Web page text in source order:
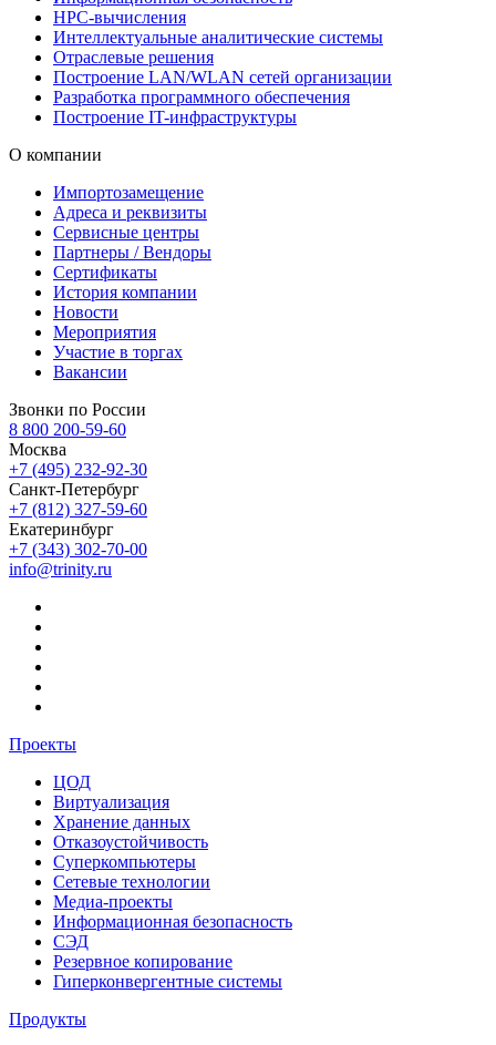
HPC-вычисления
Интеллектуальные аналитические системы
Отраслевые решения
Построение LAN/WLAN сетей организации
Разработка программного обеспечения
Построение IT-инфраструктуры
О компании
Импортозамещение
Адреса и реквизиты
Сервисные центры
Партнеры / Вендоры
Сертификаты
История компании
Новости
Мероприятия
Участие в торгах
Вакансии
Звонки по России
8 800 200-59-60
Москва
+7 (495) 232-92-30
Санкт-Петербург
+7 (812) 327-59-60
Екатеринбург
+7 (343) 302-70-00
info@trinity.ru
Проекты
ЦОД
Виртуализация
Хранение данных
Отказоустойчивость
Суперкомпьютеры
Сетевые технологии
Медиа-проекты
Информационная безопасность
СЭД
Резервное копирование
Гиперконвергентные системы
Продукты